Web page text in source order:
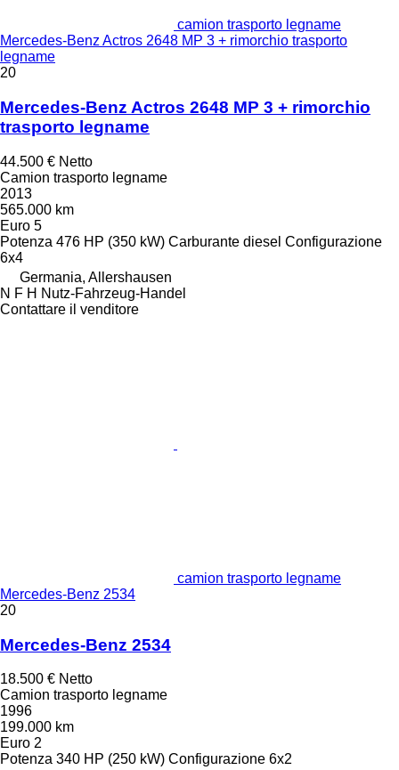
camion trasporto legname
Mercedes-Benz Actros 2648 MP 3 + rimorchio trasporto
legname
20
Mercedes-Benz Actros 2648 MP 3 + rimorchio
trasporto legname
44.500 € Netto
Camion trasporto legname
2013
565.000 km
Euro 5
Potenza 476 HP (350 kW) Carburante diesel Configurazione
6x4
Germania, Allershausen
N F H Nutz-Fahrzeug-Handel
Contattare il venditore
camion trasporto legname
Mercedes-Benz 2534
20
Mercedes-Benz 2534
18.500 € Netto
Camion trasporto legname
1996
199.000 km
Euro 2
Potenza 340 HP (250 kW) Configurazione 6x2